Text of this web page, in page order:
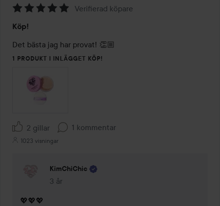
5
av
5
Verifierad köpare
Köp!
Det bästa jag har provat! 👏🏼
1 PRODUKT I INLÄGGET KÖP!
2 gillar 1 kommentar
1023 visningar
KimChiChic
3 år
Kommentaren lades 3 år
💖💖💖